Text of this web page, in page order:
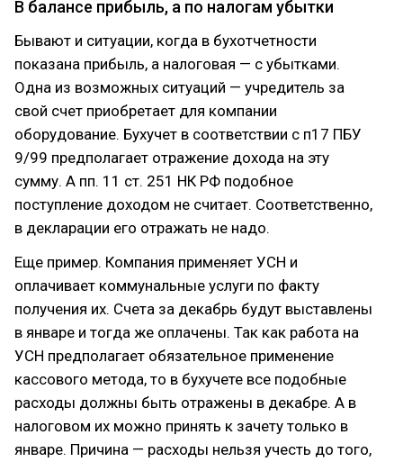
В балансе прибыль, а по налогам убытки
Бывают и ситуации, когда в бухотчетности
показана прибыль, а налоговая — с убытками.
Одна из возможных ситуаций — учредитель за
свой счет приобретает для компании
оборудование. Бухучет в соответствии с п17 ПБУ
9/99 предполагает отражение дохода на эту
сумму. А пп. 11 ст. 251 НК РФ подобное
поступление доходом не считает. Соответственно,
в декларации его отражать не надо.
Еще пример. Компания применяет УСН и
оплачивает коммунальные услуги по факту
получения их. Счета за декабрь будут выставлены
в январе и тогда же оплачены. Так как работа на
УСН предполагает обязательное применение
кассового метода, то в бухучете все подобные
расходы должны быть отражены в декабре. А в
налоговом их можно принять к зачету только в
январе. Причина — расходы нельзя учесть до того,